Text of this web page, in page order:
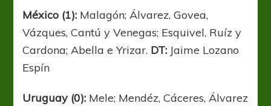
México (1): Malagón; Álvarez, Govea,
Vázques, Cantú y Venegas; Esquivel, Ruíz y
Cardona; Abella e Yrizar. DT: Jaime Lozano
Espín
Uruguay (0): Mele; Mendéz, Cáceres, Álvarez